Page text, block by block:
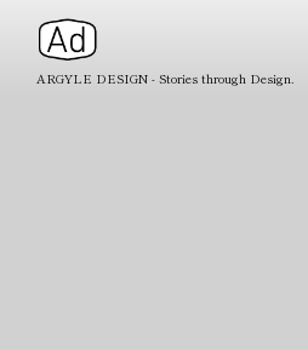
ARGYLE DESIGN - Stories through Design.